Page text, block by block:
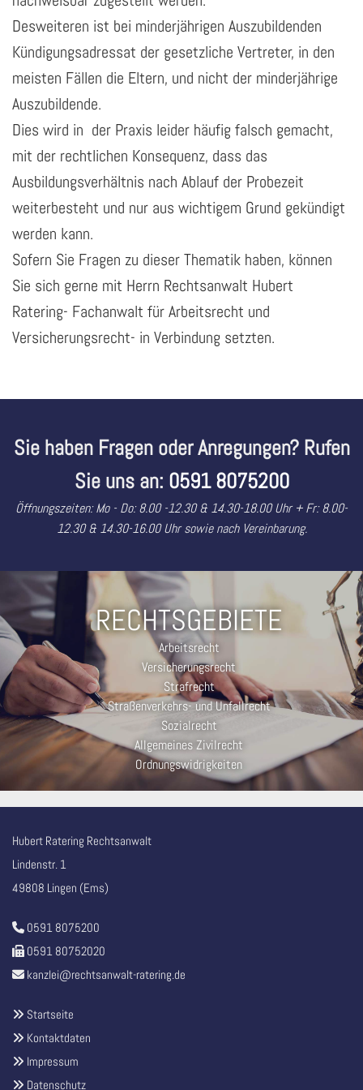
Desweiteren ist bei minderjährigen Auszubildenden
Kündigungsadressat der gesetzliche Vertreter, in den
meisten Fällen die Eltern, und nicht der minderjährige
Auszubildende.
Dies wird in der Praxis leider häufig falsch gemacht,
mit der rechtlichen Konsequenz, dass das
Ausbildungsverhältnis nach Ablauf der Probezeit
weiterbesteht und nur aus wichtigem Grund gekündigt
werden kann.
Sofern Sie Fragen zu dieser Thematik haben, können
Sie sich gerne mit Herrn Rechtsanwalt Hubert
Ratering- Fachanwalt für Arbeitsrecht und
Versicherungsrecht- in Verbindung setzten.
Sie haben Fragen oder Anregungen? Rufen
Sie uns an: 0591 8075200
Öffnungszeiten: Mo - Do: 8.00 -12.30 & 14.30-18.00 Uhr + Fr: 8.00-
12.30 & 14.30-16.00 Uhr sowie nach Vereinbarung.
RECHTSGEBIETE
Arbeitsrecht
Versicherungsrecht
Strafrecht
Straßenverkehrs- und Unfallrecht
Sozialrecht
Allgemeines Zivilrecht
Ordnungswidrigkeiten
Hubert Ratering Rechtsanwalt
Lindenstr. 1
49808 Lingen (Ems)
 0591 8075200
 0591 80752020
 kanzlei@rechtsanwalt-ratering.de
 Startseite
 Kontaktdaten
 Impressum
 Datenschutz